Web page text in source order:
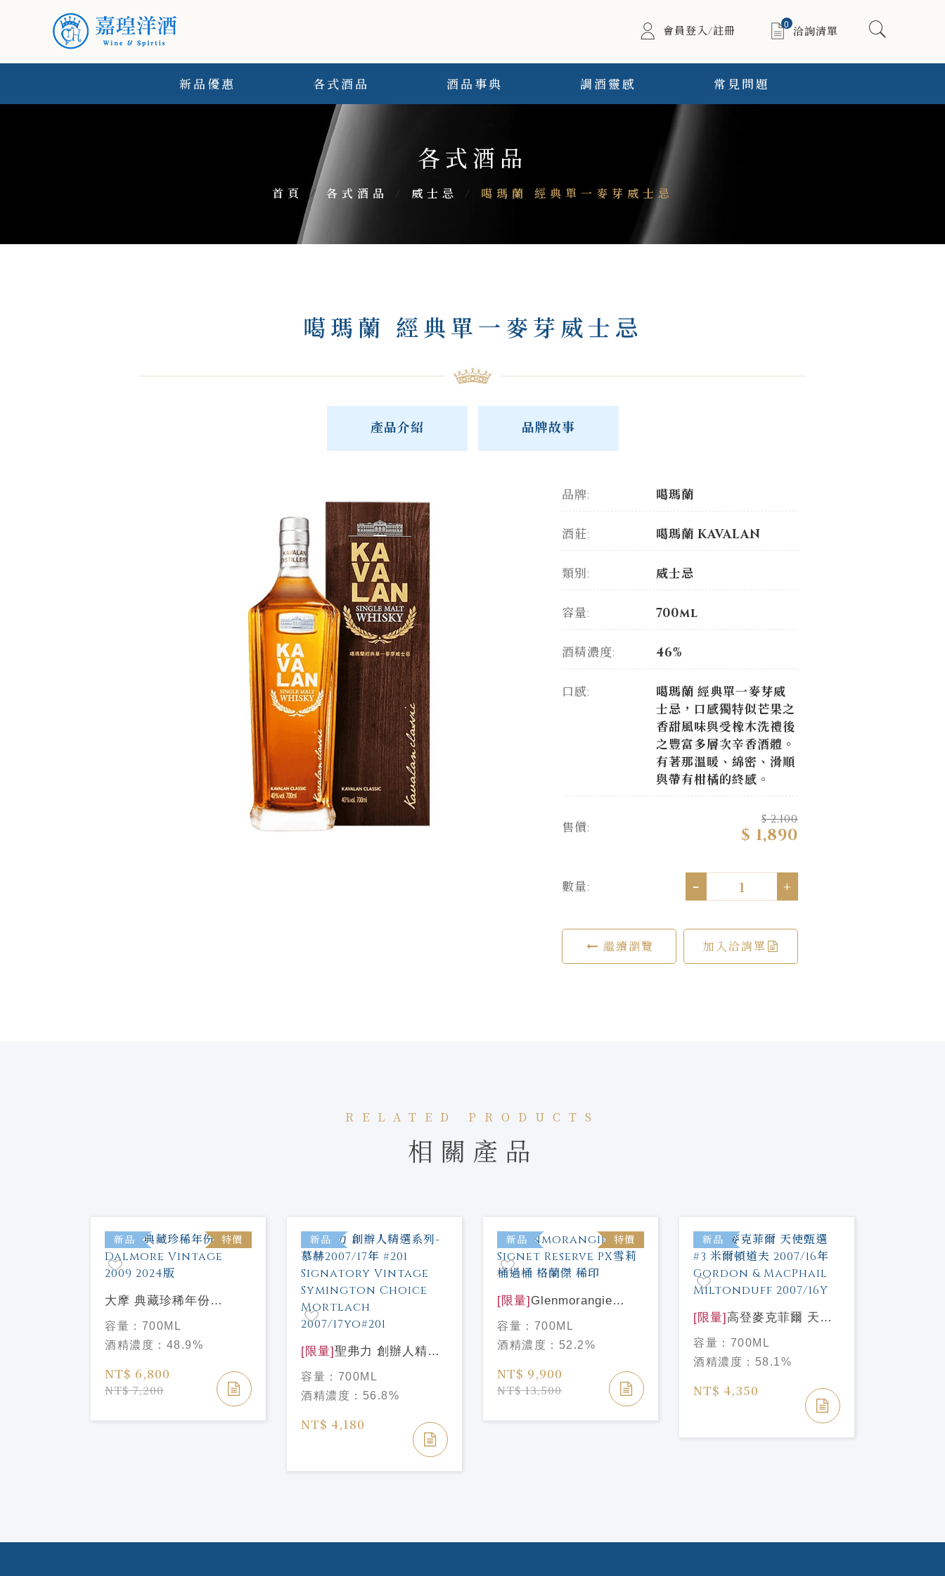
會員登入/註冊 0
洽詢清單
新品優惠 各式酒品 酒品事典 調酒靈感 常見問題
各式酒品
首頁 / 各式酒品 威士忌 / 噶瑪蘭 經典單一麥芽威士忌
噶瑪蘭 經典單一麥芽威士忌
產品介紹 品牌故事
品牌: 噶瑪蘭
酒莊: 噶瑪蘭 KAVALAN
類別: 威士忌
容量: 700ml
酒精濃度: 46%
口感:
噶瑪蘭 經典單一麥芽威
士忌，口感獨特似芒果之
香甜風味與受橡木洗禮後
之豐富多層次辛香酒體。
有著那溫暖、綿密、滑順
與帶有柑橘的終感。
售價:
$ 2,100
$ 1,890
數量: - +
繼續瀏覽 加入洽詢單
RELATED PRODUCTS
相關產品
新品 特價
大摩 典藏珍稀年份
Dalmore Vintage 2009
2024版
容量： 700ML
酒精濃度： 48.9%
NT$ 6,800
NT$ 7,200
新品
[限量] 聖弗力 創辦人精選
系列-慕赫2007/17年 #201
Signatory Vintage
Symington Choice
Mortlach 2007/17yo#201
容量： 700ML
酒精濃度： 56.8%
NT$ 4,180
新品 特價
[限量] Glenmorangie
Signet Reserve PX雪莉
桶過桶 格蘭傑 稀印
容量： 700ML
酒精濃度： 52.2%
NT$ 9,900
NT$ 13,500
新品
[限量] 高登麥克菲爾 天使
甄選#3 米爾頓道夫
2007/16年 Gordon &
MacPhail Miltonduff
2007/16Y
容量： 700ML
酒精濃度： 58.1%
NT$ 4,350